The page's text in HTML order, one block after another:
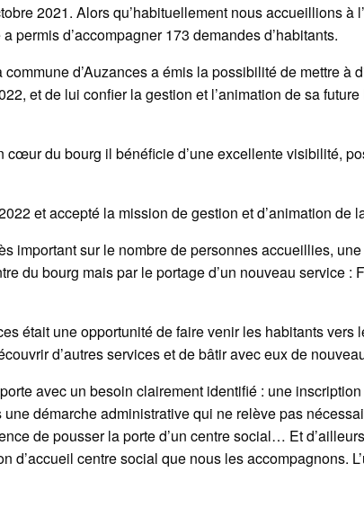
2021. Alors qu’habituellement nous accueillions
permis d’accompagner 173 demandes d’habitants.
d’Auzances a émis la possibilité de mettre
et de lui confier la gestion et l’animation de sa
du bourg il bénéficie d’une excellente visibilité,
et accepté la mission de gestion et d’animation de
important sur le nombre de personnes accueillies,
du bourg mais par le portage d’un nouveau service
était une opportunité de faire venir les habitants
d’autres services et de bâtir avec eux de
avec un besoin clairement identifié : une
démarche administrative qui ne relève pas
de pousser la porte d’un centre social… Et
d’accueil centre social que nous les accompagnons.